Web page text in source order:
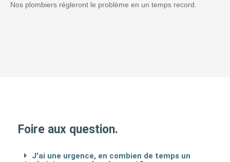
Nos plombiers régleront le problème en un temps record.
Foire aux question.
J'ai une urgence, en combien de temps un